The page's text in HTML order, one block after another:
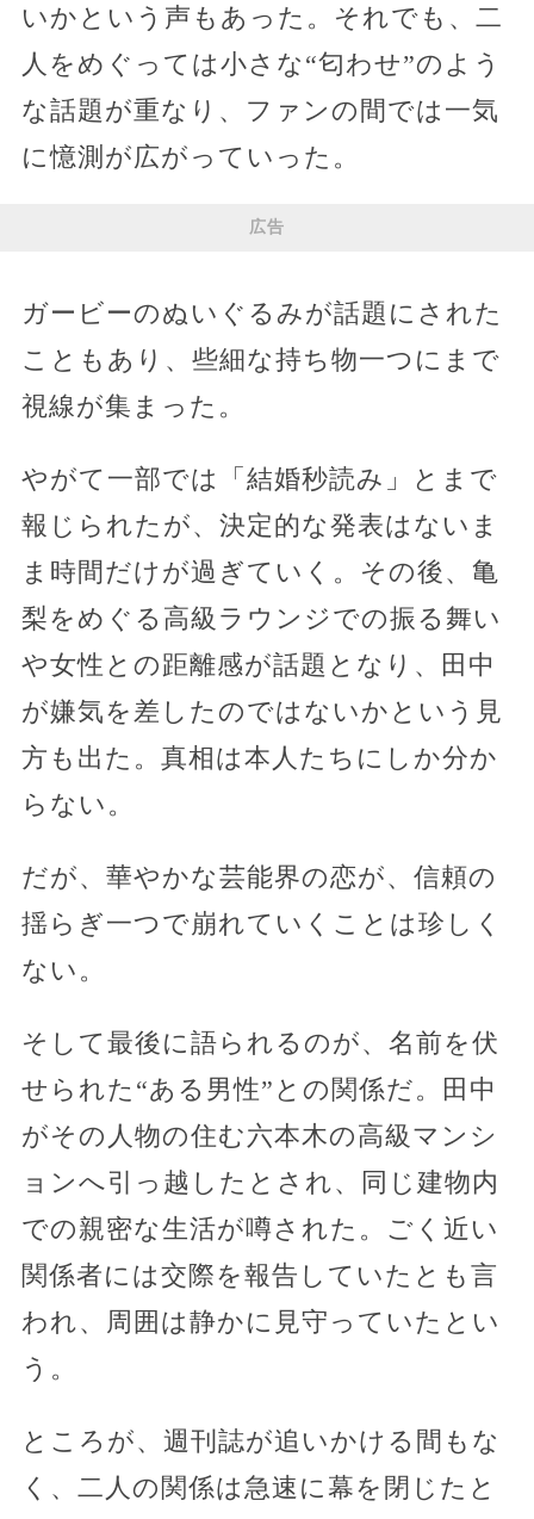
いかという声もあった。それでも、二
人をめぐっては小さな“匂わせ”のよう
な話題が重なり、ファンの間では一気
に憶測が広がっていった。
広告
ガービーのぬいぐるみが話題にされた
こともあり、些細な持ち物一つにまで
視線が集まった。
やがて一部では「結婚秒読み」とまで
報じられたが、決定的な発表はないま
ま時間だけが過ぎていく。その後、亀
梨をめぐる高級ラウンジでの振る舞い
や女性との距離感が話題となり、田中
が嫌気を差したのではないかという見
方も出た。真相は本人たちにしか分か
らない。
だが、華やかな芸能界の恋が、信頼の
揺らぎ一つで崩れていくことは珍しく
ない。
そして最後に語られるのが、名前を伏
せられた“ある男性”との関係だ。田中
がその人物の住む六本木の高級マンシ
ョンへ引っ越したとされ、同じ建物内
での親密な生活が噂された。ごく近い
関係者には交際を報告していたとも言
われ、周囲は静かに見守っていたとい
う。
ところが、週刊誌が追いかける間もな
く、二人の関係は急速に幕を閉じたと